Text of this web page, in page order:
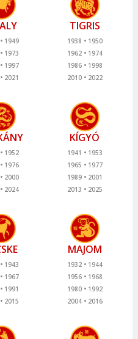
1949
1973
1997
2021
TIGRIS
1938
1950
1962
1974
1986
1998
2010
2022
1952
1976
2000
2024
KÍGYÓ
1941
1953
1965
1977
1989
2001
2013
2025
1943
1967
1991
2015
MAJOM
1932
1944
1956
1968
1980
1992
2004
2016